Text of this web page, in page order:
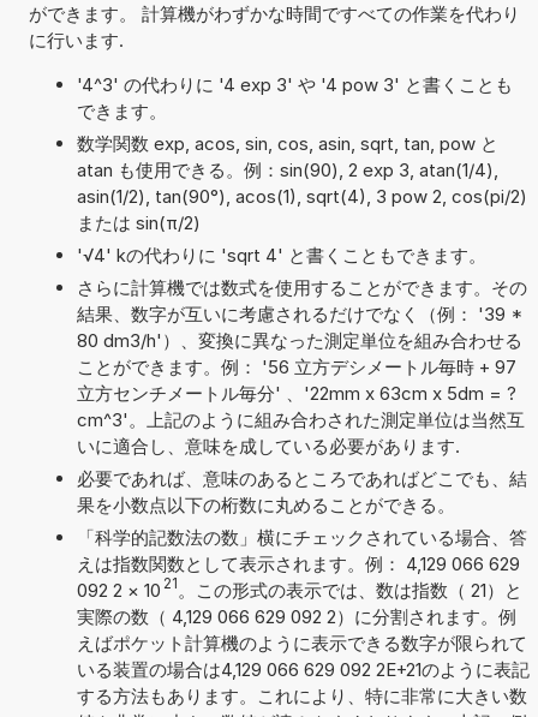
ができます。 計算機がわずかな時間ですべての作業を代わり
に行います.
'4^3' の代わりに '4 exp 3' や '4 pow 3' と書くことも
できます。
数学関数 exp, acos, sin, cos, asin, sqrt, tan, pow と
atan も使用できる。例：sin(90), 2 exp 3, atan(1/4),
asin(1/2), tan(90°), acos(1), sqrt(4), 3 pow 2, cos(pi/2)
または sin(π/2)
'√4' kの代わりに 'sqrt 4' と書くこともできます。
さらに計算機では数式を使用することができます。その
結果、数字が互いに考慮されるだけでなく（例： '39 *
80 dm3/h'）、変換に異なった測定単位を組み合わせる
ことができます。例： '56 立方デシメートル毎時 + 97
立方センチメートル毎分' 、'22mm x 63cm x 5dm = ?
cm^3'。上記のように組み合わされた測定単位は当然互
いに適合し、意味を成している必要があります.
必要であれば、意味のあるところであればどこでも、結
果を小数点以下の桁数に丸めることができる。
「科学的記数法の数」横にチェックされている場合、答
えは指数関数として表示されます。例： 4,129 066 629
092 2 × 10 21 。この形式の表示では、数は指数（ 21）と
実際の数（ 4,129 066 629 092 2）に分割されます。例
えばポケット計算機のように表示できる数字が限られて
いる装置の場合は4,129 066 629 092 2E+21のように表記
する方法もあります。これにより、特に非常に大きい数